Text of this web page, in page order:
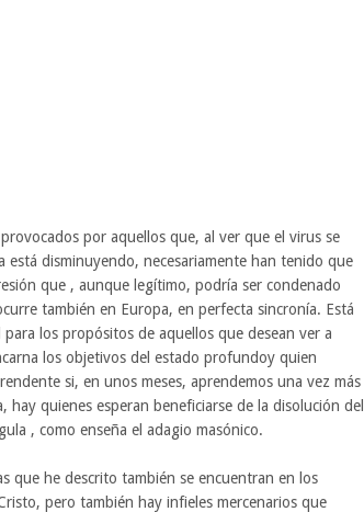
por aquellos que, al ver que el virus se
está disminuyendo, necesariamente han tenido que
que , aunque legítimo, podría ser condenado
también en Europa, en perfecta sincronía. Está
los propósitos de aquellos que desean ver a
los objetivos del estado profundoy quien
si, en unos meses, aprendemos una vez más
quienes esperan beneficiarse de la disolución del
, como enseña el adagio masónico.
que he descrito también se encuentran en los
pero también hay infieles mercenarios que